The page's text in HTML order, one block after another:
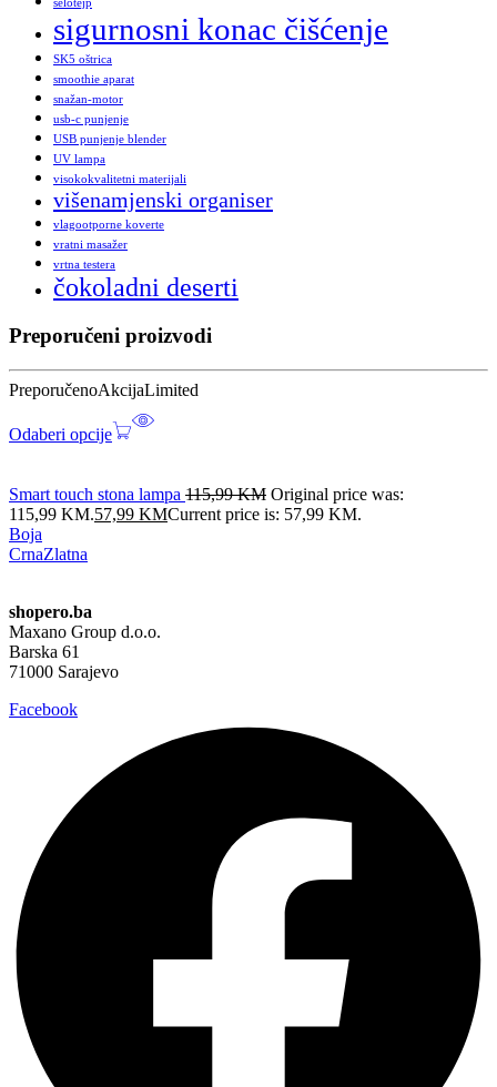
selotejp
sigurnosni konac čišćenje
SK5 oštrica
smoothie aparat
snažan-motor
usb-c punjenje
USB punjenje blender
UV lampa
visokokvalitetni materijali
višenamjenski organiser
vlagootporne koverte
vratni masažer
vrtna testera
čokoladni deserti
Preporučeni proizvodi
PreporučenoAkcijaLimited
Odaberi opcije
Smart touch stona lampa 115,99KM Original price was:
115,99 KM.57,99 KMCurrent price is: 57,99 KM.
Boja
CrnaZlatna
shopero.ba
Maxano Group d.o.o.
Barska 61
71000 Sarajevo
Facebook